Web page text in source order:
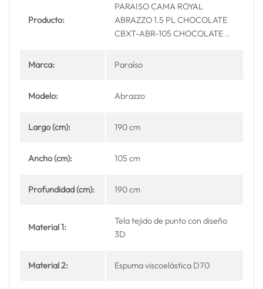
Producto:
PARAISO CAMA ROYAL
ABRAZZO 1.5 PL CHOCOLATE
CBXT-ABR-105 CHOCOLATE ..
Marca: Paraíso
Modelo: Abrazzo
Largo (cm): 190 cm
Ancho (cm): 105 cm
Profundidad (cm): 190 cm
Material 1:
Tela tejido de punto con diseño
3D
Material 2: Espuma viscoelástica D70